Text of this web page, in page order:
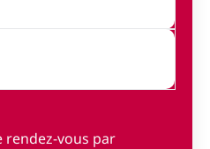
vous par